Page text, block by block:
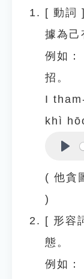
[ 動詞 ]
據為己
例如：
招。
I
khì
( 他貪
)
[ 形容
態。
例如：